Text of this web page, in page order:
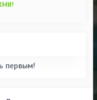
первым!